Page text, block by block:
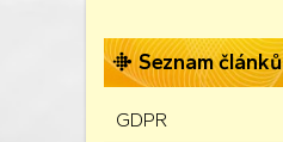
Seznam článků
GDPR